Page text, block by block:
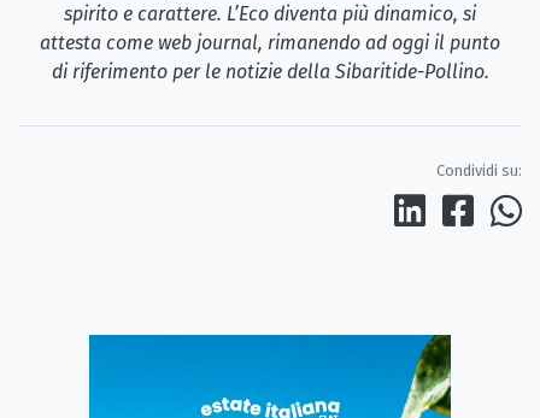
spirito e carattere. L’Eco diventa più dinamico, si
attesta come web journal, rimanendo ad oggi il punto
di riferimento per le notizie della Sibaritide-Pollino.
Condividi su: